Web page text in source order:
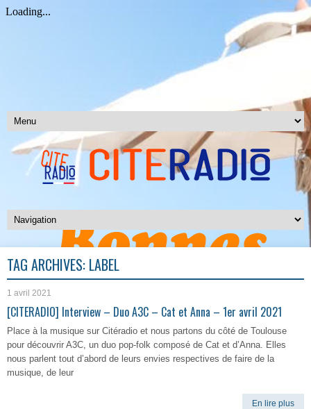
TAG ARCHIVES: LABEL
1 avril 2021
[CITERADIO] Interview – Duo A3C – Cat et Anna – 1er avril 2021
Place à la musique sur Citéradio et nous partons du côté de Toulouse
pour découvrir A3C, un duo pop-folk composé de Cat et d’Anna. Elles
nous parlent tout d’abord de leurs envies respectives de faire de la
musique, de leur
En lire plus